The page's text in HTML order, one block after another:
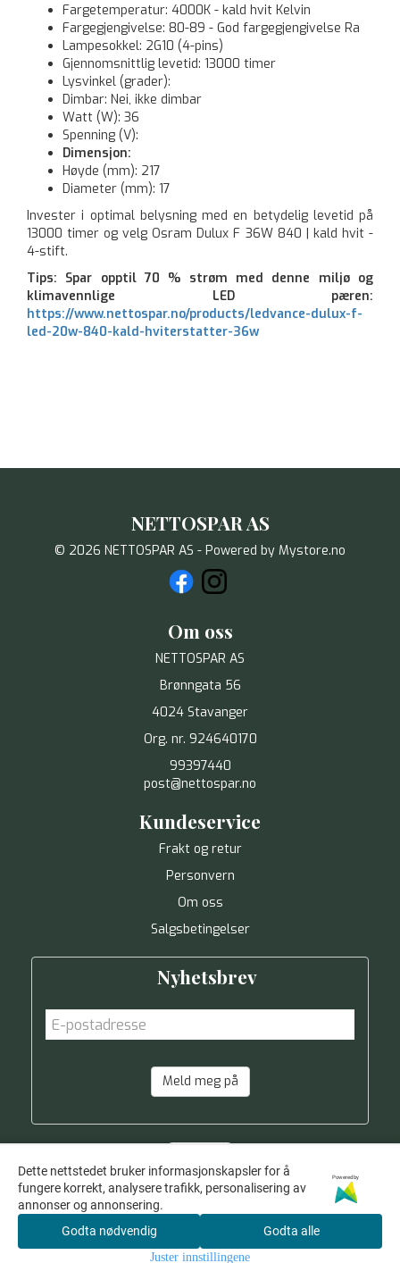
Fargetemperatur: 4000K - kald hvit Kelvin
Fargegjengivelse: 80-89 - God fargegjengivelse Ra
Lampesokkel: 2G10 (4-pins)
Gjennomsnittlig levetid: 13000 timer
Lysvinkel (grader):
Dimbar: Nei, ikke dimbar
Watt (W): 36
Spenning (V):
Dimensjon:
Høyde (mm): 217
Diameter (mm): 17
Invester i optimal belysning med en betydelig levetid på
13000 timer og velg Osram Dulux F 36W 840 | kald hvit -
4-stift.
Tips: Spar opptil 70 % strøm med denne miljø og
klimavennlige LED pæren:
https://www.nettospar.no/products/ledvance-dulux-f-
led-20w-840-kald-hviterstatter-36w
NETTOSPAR AS
© 2026 NETTOSPAR AS - Powered by Mystore.no
Om oss
NETTOSPAR AS
Brønngata 56
4024 Stavanger
Org. nr. 924640170
99397440
post@nettospar.no
Kundeservice
Frakt og retur
Personvern
Om oss
Salgsbetingelser
Nyhetsbrev
Meld meg på
Dette nettstedet bruker informasjonskapsler for å
fungere korrekt, analysere trafikk, personalisering av
annonser og annonsering.
Powered by
Godta nødvendig Godta alle
Juster innstillingene